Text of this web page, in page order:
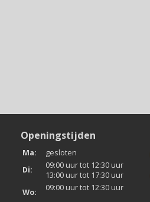
Openingstijden
Ma:
gesloten
Di:
09:00 uur tot 12:30 uur
13:00 uur tot 17:30 uur
Wo:
09:00 uur tot 12:30 uur